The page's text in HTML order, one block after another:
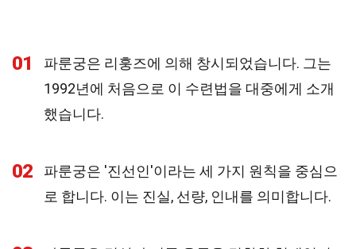
01
파룬궁은 리훙즈에 의해 창시되었습니다. 그는
1992년에 처음으로 이 수련법을 대중에게 소개
했습니다.
02
파룬궁은 '진선인'이라는 세 가지 원칙을 중심으
로 합니다. 이는 진실, 선량, 인내를 의미합니다.